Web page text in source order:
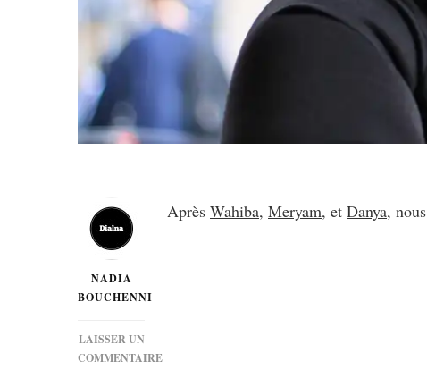
NADIA
BOUCHENNI
LAISSER UN
COMMENTAIRE
Après Wahiba, Meryam, et Danya,